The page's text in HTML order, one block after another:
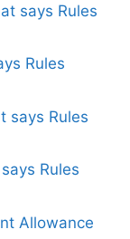
says Rules
Rules
says Rules
Rules
Allowance